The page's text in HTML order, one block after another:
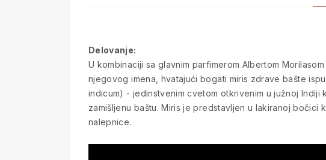
Delovanje:
U kombinaciji sa glavnim parfimerom Albertom
njegovog imena, hvatajući bogati miris zdrave bašte
indicum) - jedinstvenim cvetom otkrivenim u južnoj
zamišljenu baštu. Miris je predstavljen u lakiranoj
nalepnice.